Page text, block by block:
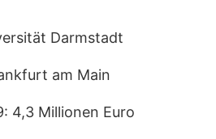
Darmstadt
am Main
4,3 Millionen Euro